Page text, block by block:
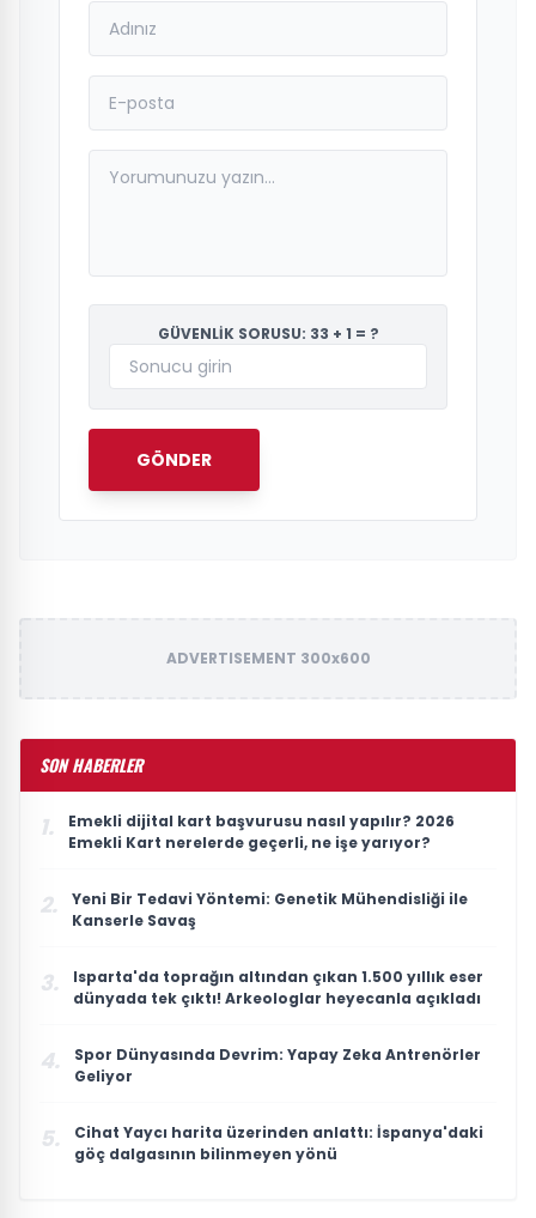
GÜVENLİK SORUSU: 33 + 1 = ?
GÖNDER
ADVERTISEMENT 300x600
SON HABERLER
1.
Emekli dijital kart başvurusu nasıl yapılır? 2026
Emekli Kart nerelerde geçerli, ne işe yarıyor?
2.
Yeni Bir Tedavi Yöntemi: Genetik Mühendisliği ile
Kanserle Savaş
3.
Isparta'da toprağın altından çıkan 1.500 yıllık eser
dünyada tek çıktı! Arkeologlar heyecanla açıkladı
4.
Spor Dünyasında Devrim: Yapay Zeka Antrenörler
Geliyor
5.
Cihat Yaycı harita üzerinden anlattı: İspanya'daki
göç dalgasının bilinmeyen yönü